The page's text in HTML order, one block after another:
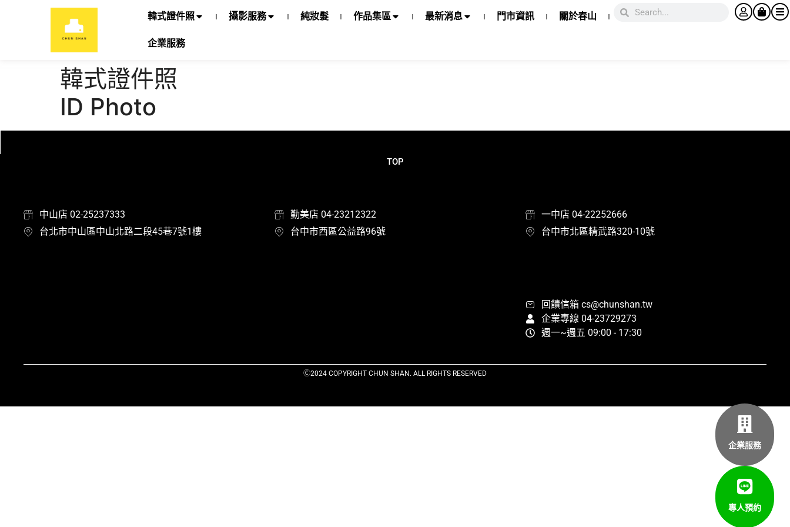
韓式證件照 攝影服務 純妝髮 作品集區 最新消息 門市資訊 關於春山
企業服務
韓式證件照
ID Photo
企業服務
專人預約
TOP
中山店 02-25237333
台北市中山區中山北路二段45巷7號1樓
勤美店 04-23212322
台中市西區公益路96號
一中店 04-22252666
台中市北區精武路320-10號
回饋信箱 cs@chunshan.tw
企業專線 04-23729273
週一~週五 09:00 - 17:30
Ⓒ2024 COPYRIGHT CHUN SHAN. ALL RIGHTS RESERVED